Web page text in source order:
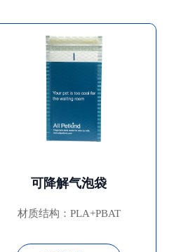
可降解气泡袋
材质结构：PLA+PBAT